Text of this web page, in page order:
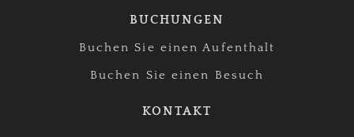
BUCHUNGEN
Buchen Sie einen Aufenthalt
Buchen Sie einen Besuch
KONTAKT